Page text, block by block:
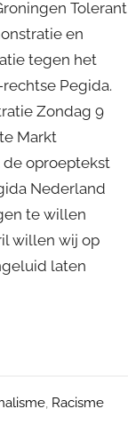
Tolerant
en
tegen het
Pegida.
Zondag 9
Markt
de oproeptekst
Nederland
te willen
willen wij op
laten
, Racisme